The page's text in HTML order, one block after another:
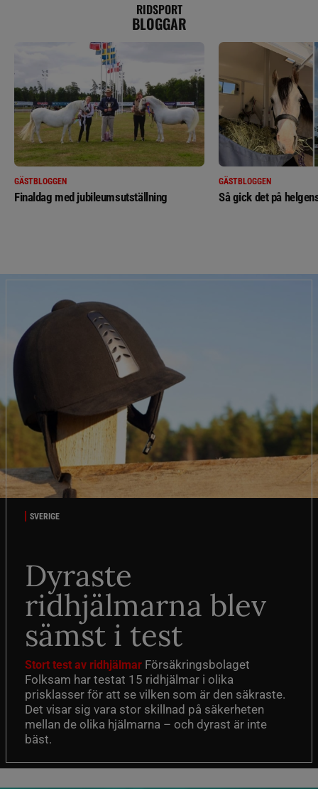
RIDSPORT
BLOGGAR
GÄSTBLOGGEN
Finaldag med jubileumsutställning
GÄSTBLOGGEN
Så gick det på
SVERIGE
Dyraste
ridhjälmarna blev
sämst i test
Stort test av ridhjälmar Försäkringsbolaget
Folksam har testat 15 ridhjälmar i olika
prisklasser för att se vilken som är den säkraste.
Det visar sig vara stor skillnad på säkerheten
mellan de olika hjälmarna – och dyrast är inte
bäst.